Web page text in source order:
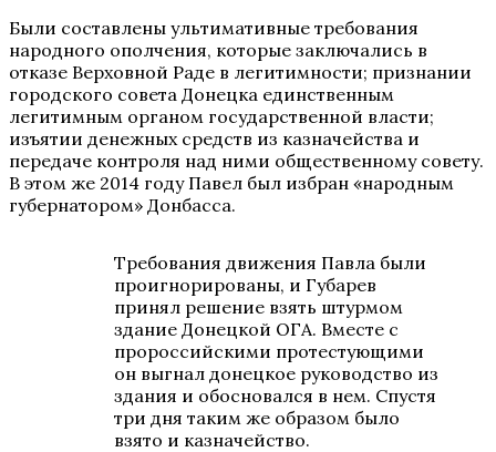
Были составлены ультимативные требования
народного ополчения, которые заключались в
отказе Верховной Раде в легитимности; признании
городского совета Донецка единственным
легитимным органом государственной власти;
изъятии денежных средств из казначейства и
передаче контроля над ними общественному совету.
В этом же 2014 году Павел был избран «народным
губернатором» Донбасса.
Требования движения Павла были
проигнорированы, и Губарев
принял решение взять штурмом
здание Донецкой ОГА. Вместе с
пророссийскими протестующими
он выгнал донецкое руководство из
здания и обосновался в нем. Спустя
три дня таким же образом было
взято и казначейство.